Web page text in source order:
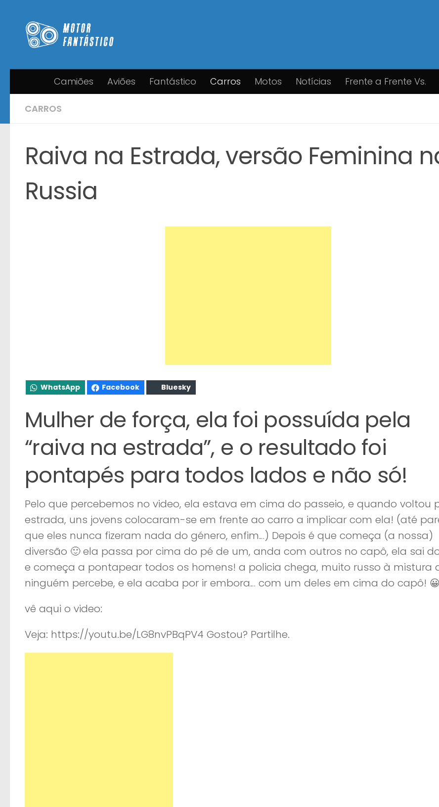
Camiões Aviões Fantástico Carros Motos Notícias Frente a Frente Vs.
CARROS
Raiva na Estrada, versão Feminina
Russia
WhatsApp Facebook Bluesky
Mulher de força, ela foi possuída pela
“raiva na estrada”, e o resultado foi
pontapés para todos lados e não só!
Pelo que percebemos no video, ela estava em cima do passeio, e quando voltou
estrada, uns jovens colocaram-se em frente ao carro a implicar com ela! (até
que eles nunca fizeram nada do género, enfim…) Depois é que começa (a nossa)
diversão 🙂 ela passa por cima do pé de um, anda com outros no capô, ela sai
e começa a pontapear todos os homens! a policia chega, muito russo à mistura
ninguém percebe, e ela acaba por ir embora… com um deles em cima do capô! 😀
vê aqui o video:
Veja: https://youtu.be/LG8nvPBqPV4 Gostou? Partilhe.